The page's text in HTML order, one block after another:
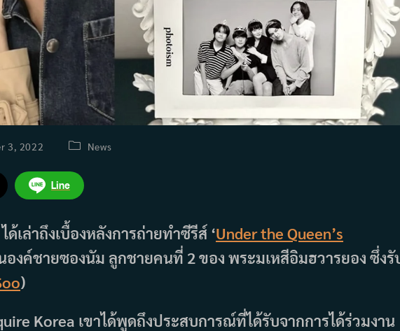
3, 2022
PostNews
Line
ด้เล่าถึงเบื้องหลังการถ่ายทำซีรีส์ ‘Under the Queen’s
องค์ชายซองนัม ลูกชายคนที่ 2 ของ พระมเหสีอิมฮวารยอง ซึ่งรั
)
Korea เขาได้พูดถึงประสบการณ์ที่ได้รับจากการได้ร่วมงาน